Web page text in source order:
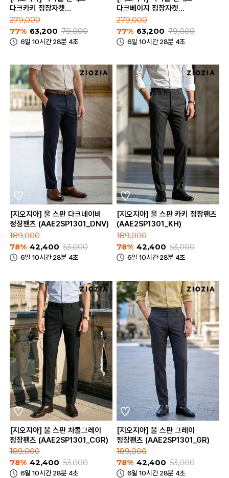
다크카키 정장자켓
(ABE2SB1206_DKH)
279,000
77% 63,200 79,000
6일 10시간 28분 4초
다크베이지 정장자켓
(ABE2SB1206_DBE)
279,000
77% 63,200 79,000
6일 10시간 28분 4초
[지오지아] 울 스판 다크네이비
정장팬츠 (AAE2SP1301_DNV)
189,000
78% 42,400 53,000
6일 10시간 28분 4초
[지오지아] 울 스판 카키 정장팬츠
(AAE2SP1301_KH)
189,000
78% 42,400 53,000
6일 10시간 28분 4초
[지오지아] 울 스판 차콜그레이
정장팬츠 (AAE2SP1301_CGR)
189,000
78% 42,400 53,000
6일 10시간 28분 4초
[지오지아] 울 스판 그레이
정장팬츠 (AAE2SP1301_GR)
189,000
78% 42,400 53,000
6일 10시간 28분 4초